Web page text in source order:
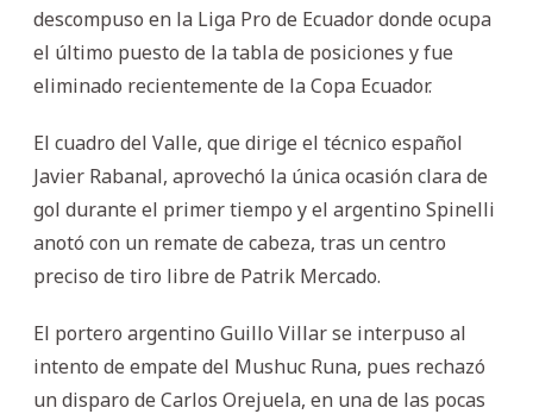
descompuso en la Liga Pro de Ecuador donde ocupa
el último puesto de la tabla de posiciones y fue
eliminado recientemente de la Copa Ecuador.
El cuadro del Valle, que dirige el técnico español
Javier Rabanal, aprovechó la única ocasión clara de
gol durante el primer tiempo y el argentino Spinelli
anotó con un remate de cabeza, tras un centro
preciso de tiro libre de Patrik Mercado.
El portero argentino Guillo Villar se interpuso al
intento de empate del Mushuc Runa, pues rechazó
un disparo de Carlos Orejuela, en una de las pocas